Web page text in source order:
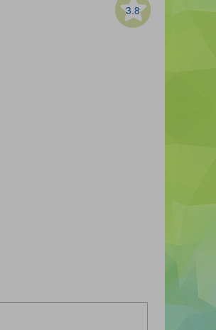
3.8